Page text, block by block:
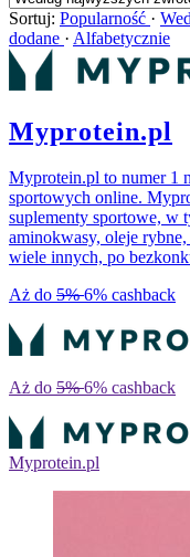
Sortuj: Popularność ·
dodane · Alfabetycznie
Myprotein.pl
Myprotein.pl to numer 1
sportowych online.
suplementy sportowe, w
aminokwasy, oleje
wiele innych, po
Aż do 5%6% cashback
Aż do 5%6% cashback
Myprotein.pl